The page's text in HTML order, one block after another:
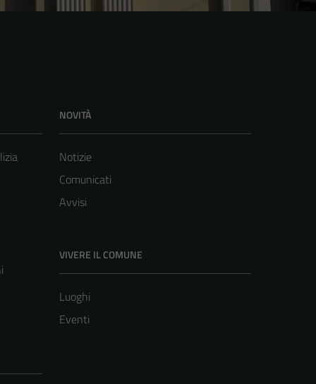
NOVITÀ
Notizie
Comunicati
Avvisi
VIVERE IL COMUNE
Luoghi
Eventi